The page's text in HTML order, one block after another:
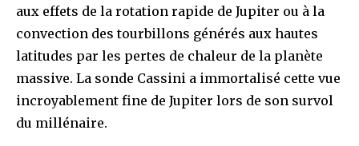
aux effets de la rotation rapide de Jupiter ou à la
convection des tourbillons générés aux hautes
latitudes par les pertes de chaleur de la planète
massive. La sonde Cassini a immortalisé cette vue
incroyablement fine de Jupiter lors de son survol
du millénaire.